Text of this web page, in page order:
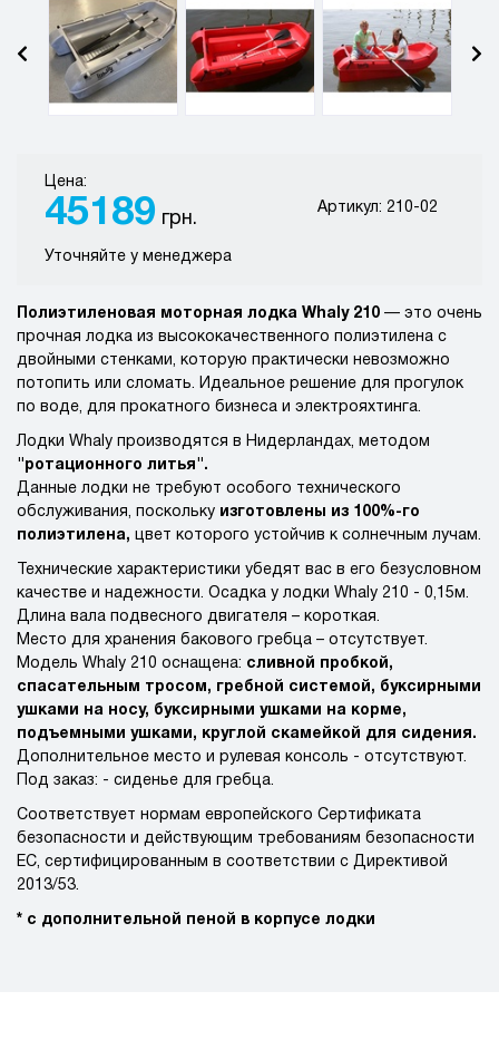
Цена:
45189 грн.
Артикул: 210-02
Уточняйте у менеджера
Полиэтиленовая моторная лодка Whaly 210 — это очень
прочная лодка из высококачественного полиэтилена с
двойными стенками, которую практически невозможно
потопить или сломать. Идеальное решение для прогулок
по воде, для прокатного бизнеса и электрояхтинга.
Лодки Whaly производятся в Нидерландах, методом
"ротационного литья".
Данные лодки не требуют особого технического
обслуживания, поскольку изготовлены из 100%-го
полиэтилена, цвет которого устойчив к солнечным лучам.
Технические характеристики убедят вас в его безусловном
качестве и надежности. Осадка у лодки Whaly 210 - 0,15м.
Длина вала подвесного двигателя – короткая.
Место для хранения бакового гребца – отсутствует.
Модель Whaly 210 оснащена: сливной пробкой,
спасательным тросом, гребной системой, буксирными
ушками на носу, буксирными ушками на корме,
подъемными ушками, круглой скамейкой для сидения.
Дополнительное место и рулевая консоль - отсутствуют.
Под заказ: - сиденье для гребца.
Соответствует нормам европейского Сертификата
безопасности и действующим требованиям безопасности
ЕС, сертифицированным в соответствии с Директивой
2013/53.
* с дополнительной пеной в корпусе лодки